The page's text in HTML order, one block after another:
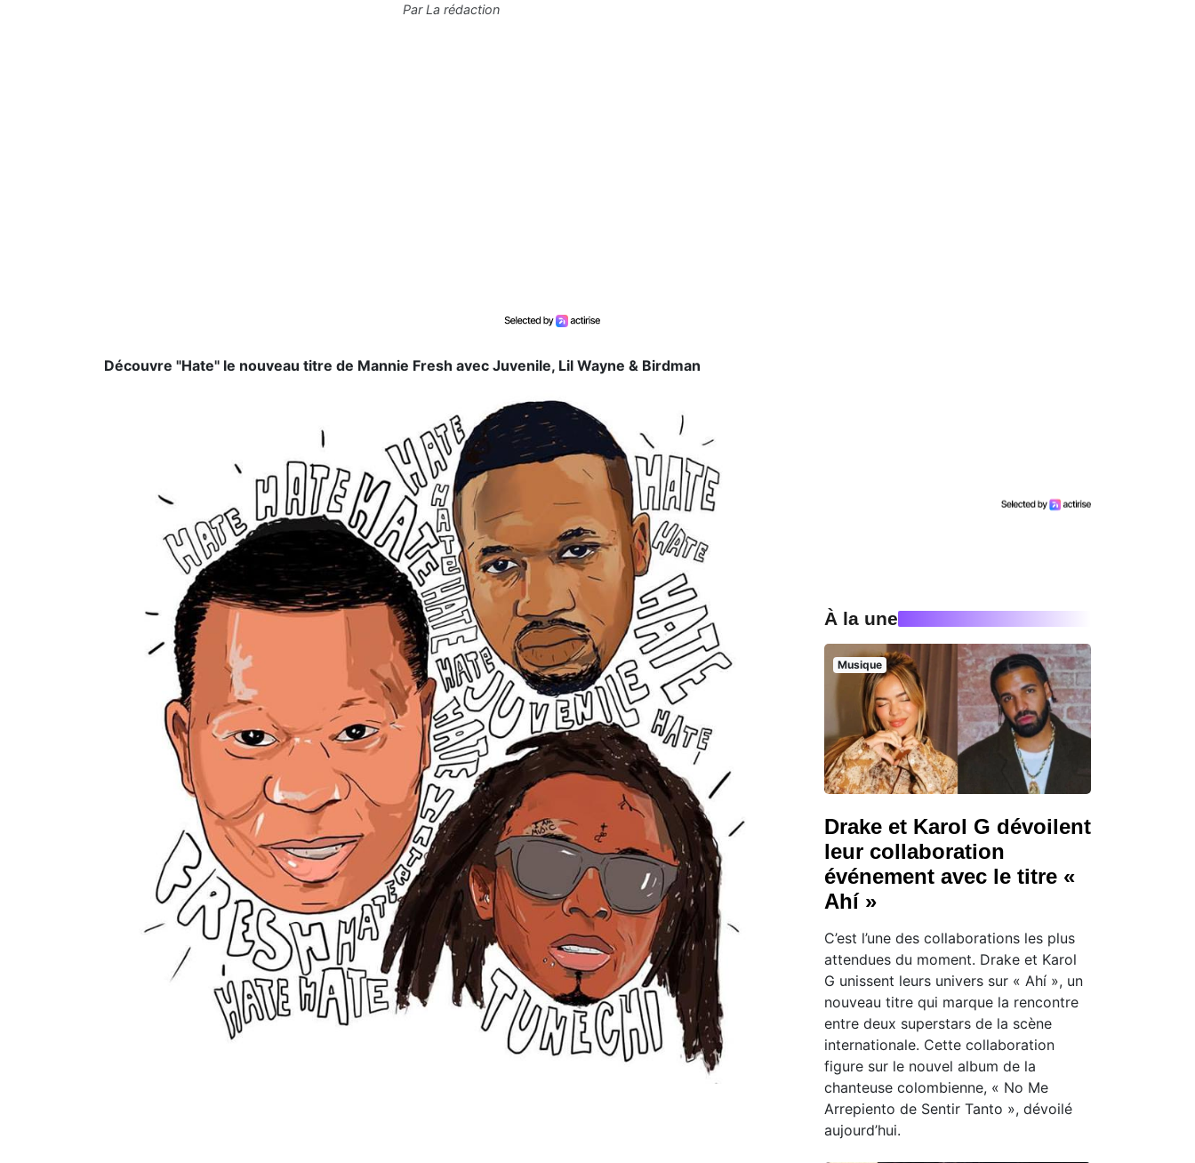
ParLa rédaction
Découvre "Hate" le nouveau titre de Mannie Fresh avec Juvenile, Lil Wayne & Birdman
À la une
Musique
Drake et Karol G dévoilent
leur collaboration
événement avec le titre «
Ahí »
C’est l’une des collaborations les plus
attendues du moment. Drake et Karol
G unissent leurs univers sur « Ahí », un
nouveau titre qui marque la rencontre
entre deux superstars de la scène
internationale. Cette collaboration
figure sur le nouvel album de la
chanteuse colombienne, « No Me
Arrepiento de Sentir Tanto », dévoilé
aujourd’hui.